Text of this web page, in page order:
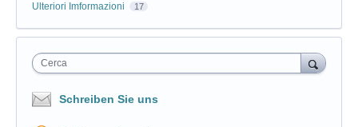
Ulteriori Imformazioni 17
Cerca
Schreiben Sie uns